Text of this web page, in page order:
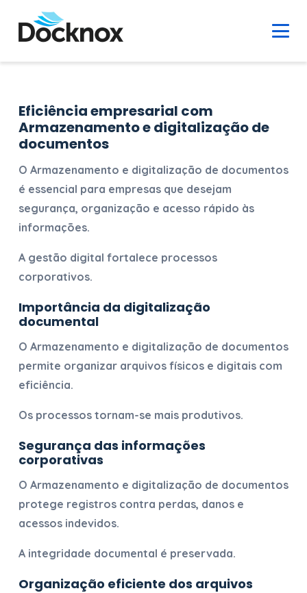
Eficiência empresarial com
Armazenamento e digitalização de
documentos
O Armazenamento e digitalização de documentos
é essencial para empresas que desejam
segurança, organização e acesso rápido às
informações.
A gestão digital fortalece processos
corporativos.
Importância da digitalização
documental
O Armazenamento e digitalização de documentos
permite organizar arquivos físicos e digitais com
eficiência.
Os processos tornam-se mais produtivos.
Segurança das informações
corporativas
O Armazenamento e digitalização de documentos
protege registros contra perdas, danos e
acessos indevidos.
A integridade documental é preservada.
Organização eficiente dos arquivos